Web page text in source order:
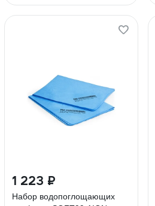
1 223 ₽
Набор водопоглощающих